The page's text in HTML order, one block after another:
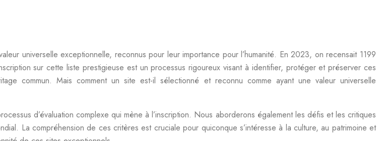
universelle exceptionnelle, reconnus pour leur importance pour l’humanité. En 2023, on recensait 1199
sur cette liste prestigieuse est un processus rigoureux visant à identifier, protéger et préserver ces
commun. Mais comment un site est-il sélectionné et reconnu comme ayant une valeur universelle
d’évaluation complexe qui mène à l’inscription. Nous aborderons également les défis et les critiques
La compréhension de ces critères est cruciale pour quiconque s’intéresse à la culture, au patrimoine et